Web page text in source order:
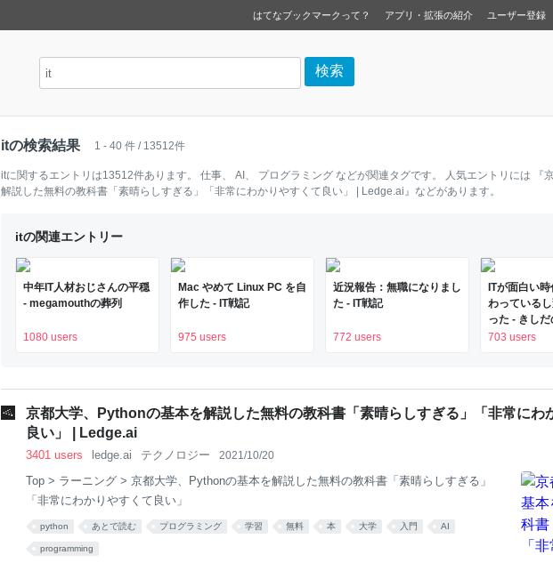
はてなブックマークって？ アプリ・拡張の紹介 ユーザー登録
itの検索結果 1 - 40 件 / 13512件
itに関するエントリは13512件あります。 仕事 AI プログラミング などが関連タグです。 人気エントリには
『
解説した無料の教科書「素晴らしすぎる」「非常にわかりやすくて良い」 | Ledge.ai』 などがあります。
itの関連エントリー
中年IT人材おじさんの平穏
- megamouthの葬列
1080 users
Mac やめて Linux PC を自
作した - IT戦記
975 users
近況報告：無職になりまし
た - IT戦記
772 users
ITが面白い
わっている
った - きし
703 users
京都大学、Pythonの基本を解説した無料の教科書「素晴らしすぎる」「非常にわ
良い」 | Ledge.ai
3401 users ledge.ai テクノロジー 2021/10/20
Top > ラーニング > 京都大学、Pythonの基本を解説した無料の教科書「素晴らしすぎる」
「非常にわかりやすくて良い」
python あとで読む プログラミング 学習 無料 本 大学 入門 AI
programming